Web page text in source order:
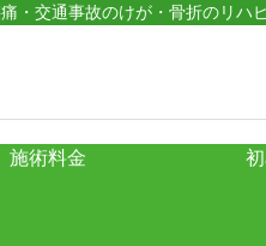
・交通事故のけが・骨折のリハ
施術料金